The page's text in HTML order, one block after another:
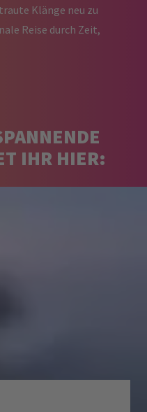
Klänge neu zu
Reise durch Zeit,
IHR HIER: